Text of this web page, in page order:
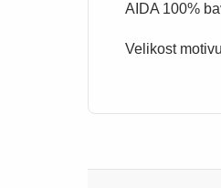
AIDA 100%
Velikost